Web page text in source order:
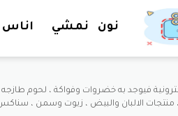
نون نمشي اناس